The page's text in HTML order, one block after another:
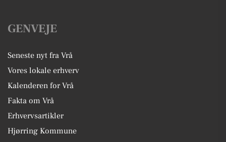
GENVEJE
Seneste nyt fra Vrå
Vores lokale erhverv
Kalenderen for Vrå
Fakta om Vrå
Erhvervsartikler
Hjørring Kommune